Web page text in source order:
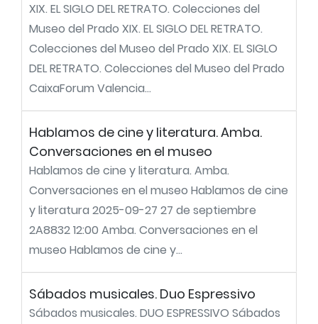
XIX. EL SIGLO DEL RETRATO. Colecciones del
Museo del Prado XIX. EL SIGLO DEL RETRATO.
Colecciones del Museo del Prado XIX. EL SIGLO
DEL RETRATO. Colecciones del Museo del Prado
CaixaForum Valencia...
Hablamos de cine y literatura. Amba.
Conversaciones en el museo
Hablamos de cine y literatura. Amba.
Conversaciones en el museo Hablamos de cine
y literatura 2025-09-27 27 de septiembre
2A8832 12:00 Amba. Conversaciones en el
museo Hablamos de cine y...
Sábados musicales. Duo Espressivo
Sábados musicales. DUO ESPRESSIVO Sábados